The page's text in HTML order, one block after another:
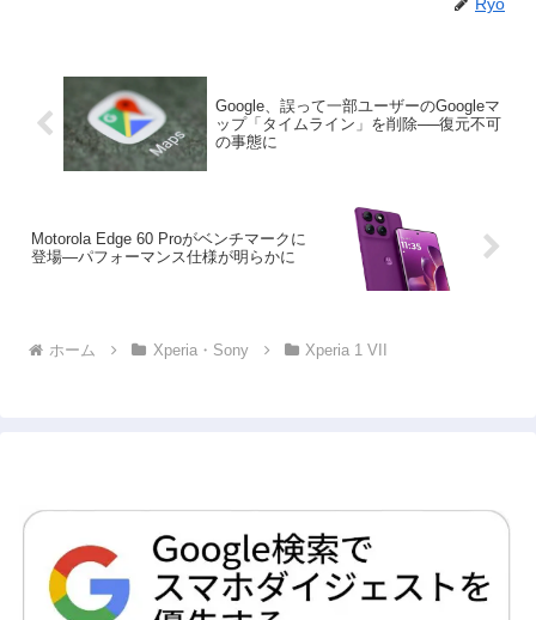
Google、誤って一部ユーザーのGoogleマ
ップ「タイムライン」を削除──復元不可
の事態に
Motorola Edge 60 Proがベンチマークに
登場—パフォーマンス仕様が明らかに
ホーム Xperia・Sony Xperia 1 VII